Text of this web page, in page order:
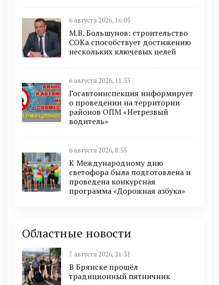
6 августа 2026, 16:05
М.В. Большунов: строительство
СОКа способствует достижению
нескольких ключевых целей
6 августа 2026, 11:55
Госавтоинспекция информирует
о проведении на территории
районов ОПМ «Нетрезвый
водитель»
6 августа 2026, 8:55
К Международному дню
светофора была подготовлена и
проведена конкурсная
программа «Дорожная азбука»
Областные новости
7 августа 2026, 21:31
В Брянске прошёл
традиционный пятничник